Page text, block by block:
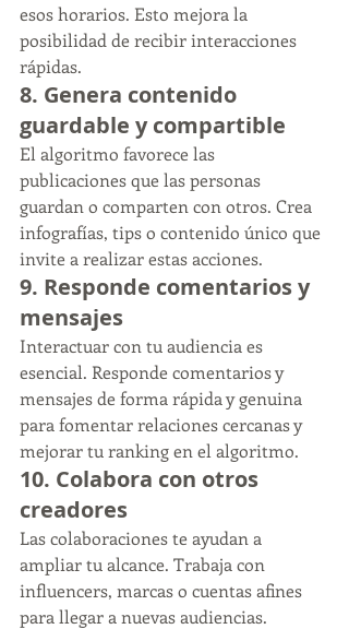
esos horarios. Esto mejora la
posibilidad de recibir interacciones
rápidas.
8. Genera contenido
guardable y compartible
El algoritmo favorece las
publicaciones que las personas
guardan o comparten con otros. Crea
infografías, tips o contenido único que
invite a realizar estas acciones.
9. Responde comentarios y
mensajes
Interactuar con tu audiencia es
esencial. Responde comentarios y
mensajes de forma rápida y genuina
para fomentar relaciones cercanas y
mejorar tu ranking en el algoritmo.
10. Colabora con otros
creadores
Las colaboraciones te ayudan a
ampliar tu alcance. Trabaja con
influencers, marcas o cuentas afines
para llegar a nuevas audiencias.